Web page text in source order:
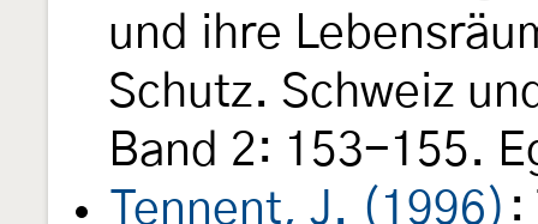
und ihre
Schutz. Schweiz
Band 2: 153-155.
Tennent, J. (1996) :